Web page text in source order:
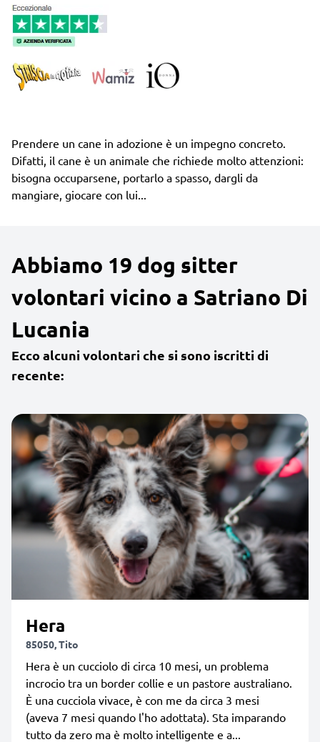
Prendere un cane in adozione è un impegno concreto.
Difatti, il cane è un animale che richiede molto attenzioni:
bisogna occuparsene, portarlo a spasso, dargli da
mangiare, giocare con lui...
Abbiamo 19 dog sitter
volontari vicino a Satriano Di
Lucania
Ecco alcuni volontari che si sono iscritti di
recente:
Hera
85050, Tito
Hera è un cucciolo di circa 10 mesi, un problema
incrocio tra un border collie e un pastore australiano.
È una cucciola vivace, è con me da circa 3 mesi
(aveva 7 mesi quando l'ho adottata). Sta imparando
tutto da zero ma è molto intelligente e a...